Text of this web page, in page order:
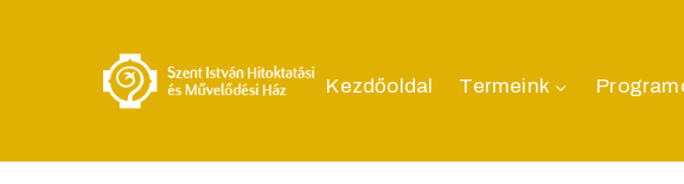
Kezdőoldal Termeink